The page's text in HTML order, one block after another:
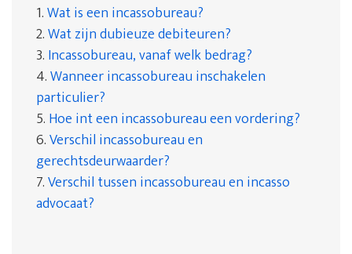
1.Wat is een incassobureau?
2.Wat zijn dubieuze debiteuren?
3. Incassobureau, vanaf welk bedrag?
4.Wanneer incassobureau inschakelen
particulier?
5. Hoe int een incassobureau een vordering?
6.Verschil incassobureau en
gerechtsdeurwaarder?
7.Verschil tussen incassobureau en incasso
advocaat?